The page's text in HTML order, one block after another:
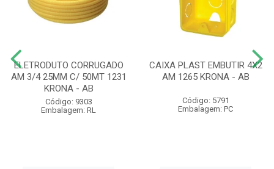
ELETRODUTO CORRUGADO
AM 3/4 25MM C/ 50MT 1231
KRONA - AB
Código: 9303
Embalagem: RL
CAIXA PLAST EMBUTIR 4X2
AM 1265 KRONA - AB
Código: 5791
Embalagem: PC